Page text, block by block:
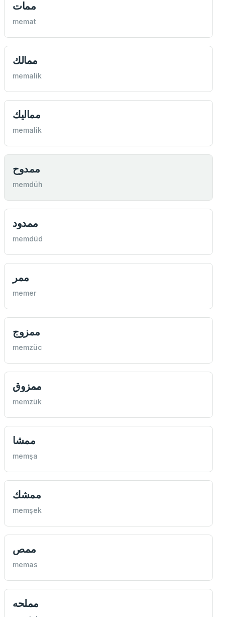
ممات
memat
ممالك
memalik
مماليك
memalik
ممدوح
memdüh
ممدود
memdüd
ممر
memer
ممزوج
memzüc
ممزوق
memzük
ممشا
memşa
ممشك
memşek
ممص
memas
مملحه